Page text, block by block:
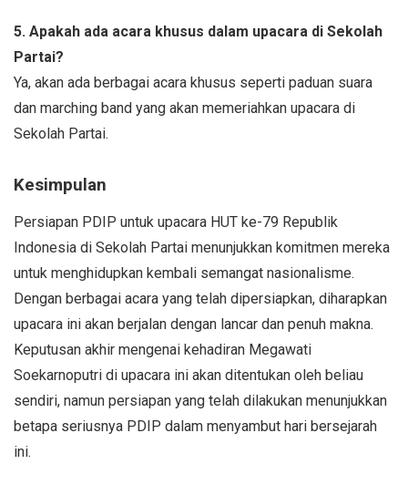
5. Apakah ada acara khusus dalam upacara di Sekolah
Partai?
Ya, akan ada berbagai acara khusus seperti paduan suara
dan marching band yang akan memeriahkan upacara di
Sekolah Partai.
Kesimpulan
Persiapan PDIP untuk upacara HUT ke-79 Republik
Indonesia di Sekolah Partai menunjukkan komitmen mereka
untuk menghidupkan kembali semangat nasionalisme.
Dengan berbagai acara yang telah dipersiapkan, diharapkan
upacara ini akan berjalan dengan lancar dan penuh makna.
Keputusan akhir mengenai kehadiran Megawati
Soekarnoputri di upacara ini akan ditentukan oleh beliau
sendiri, namun persiapan yang telah dilakukan menunjukkan
betapa seriusnya PDIP dalam menyambut hari bersejarah
ini.